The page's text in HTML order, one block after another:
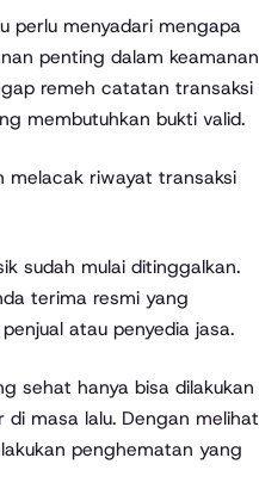
perlu menyadari mengapa
penting dalam keamanan
remeh catatan transaksi
membutuhkan bukti valid.
melacak riwayat transaksi
sudah mulai ditinggalkan.
terima resmi yang
atau penyedia jasa.
sehat hanya bisa dilakukan
masa lalu. Dengan melihat
penghematan yang